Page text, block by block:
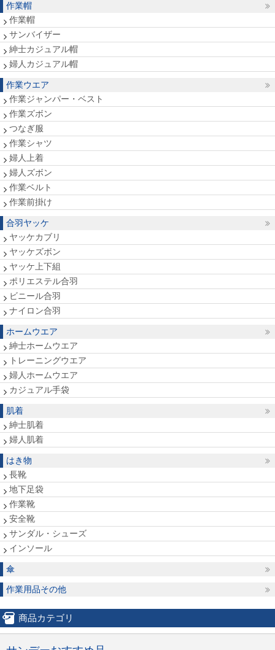
作業帽
作業帽
サンバイザー
紳士カジュアル帽
婦人カジュアル帽
作業ウエア
作業ジャンパー・ベスト
作業ズボン
つなぎ服
作業シャツ
婦人上着
婦人ズボン
作業ベルト
作業前掛け
合羽ヤッケ
ヤッケカブリ
ヤッケズボン
ヤッケ上下組
ポリエステル合羽
ビニール合羽
ナイロン合羽
ホームウエア
紳士ホームウエア
トレーニングウエア
婦人ホームウエア
カジュアル手袋
肌着
紳士肌着
婦人肌着
はき物
長靴
地下足袋
作業靴
安全靴
サンダル・シューズ
インソール
傘
作業用品その他
商品カテゴリ